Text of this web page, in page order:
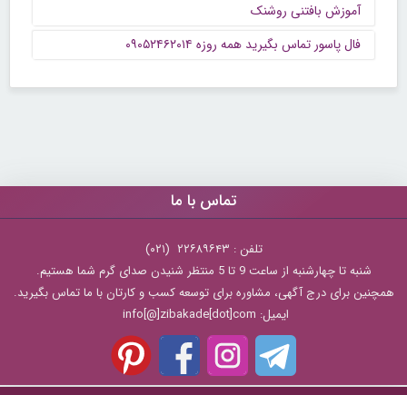
آموزش بافتنی روشنک
فال پاسور تماس بگیرید همه روزه ۰۹۰۵۲۴۶۲۰۱۴
تماس با ما
تلفن : ۲۲۶۸۹۶۴۳ (۰۲۱)
شنبه تا چهارشنبه از ساعت 9 تا 5 منتظر شنیدن صدای گرم شما هستیم.
همچنین برای درج آگهی، مشاوره برای توسعه کسب و کارتان با ما تماس بگیرید.
ایمیل: info[@]zibakade[dot]com